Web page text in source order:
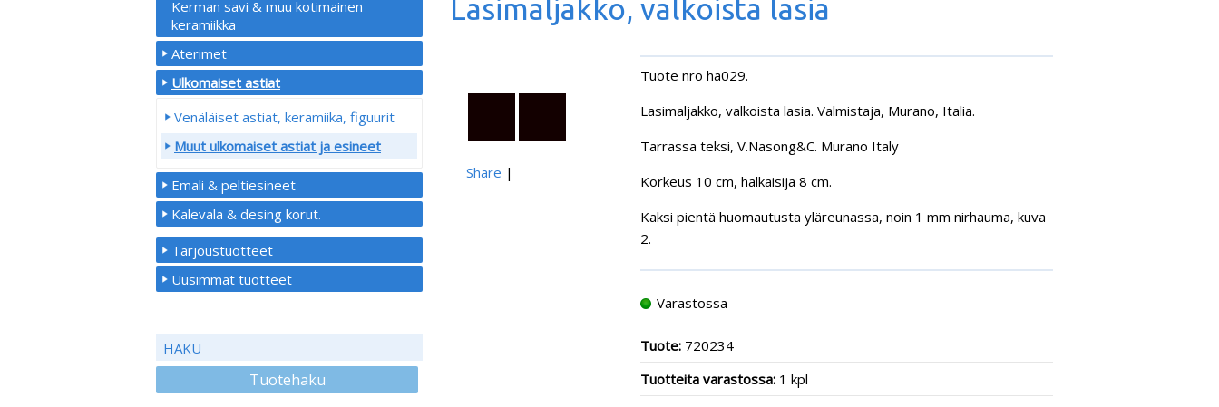
Lasimaljakko, valkoista lasia
Share |
Tuote nro ha029.
Lasimaljakko, valkoista lasia. Valmistaja, Murano, Italia.
Tarrassa teksi, V.Nasong&C. Murano Italy
Korkeus 10 cm, halkaisija 8 cm.
Kaksi pientä huomautusta yläreunassa, noin 1 mm nirhauma, kuva
2.
Varastossa
Tuote: 720234
Tuotteita varastossa: 1 kpl
Kerman savi & muu kotimainen
keramiikka
Aterimet
Ulkomaiset astiat
Venäläiset astiat, keramiika, figuurit
Muut ulkomaiset astiat ja esineet
Emali & peltiesineet
Kalevala & desing korut.
Tarjoustuotteet
Uusimmat tuotteet
HAKU
Tuotehaku